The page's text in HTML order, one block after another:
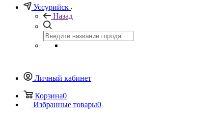
Уссурийск
Назад
Личный кабинет
Корзина0
Избранные товары0